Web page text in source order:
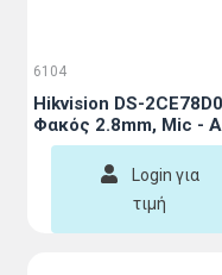
6104
Hikvision DS-
Φακός 2.8mm, Mic -
Login για
τιμή